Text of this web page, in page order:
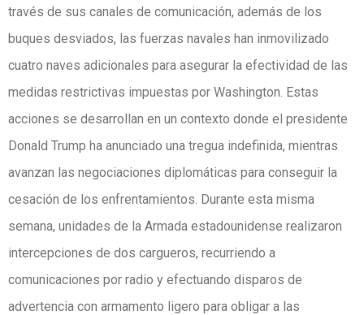
través de sus canales de comunicación, además de los
buques desviados, las fuerzas navales han inmovilizado
cuatro naves adicionales para asegurar la efectividad de las
medidas restrictivas impuestas por Washington. Estas
acciones se desarrollan en un contexto donde el presidente
Donald Trump ha anunciado una tregua indefinida, mientras
avanzan las negociaciones diplomáticas para conseguir la
cesación de los enfrentamientos. Durante esta misma
semana, unidades de la Armada estadounidense realizaron
intercepciones de dos cargueros, recurriendo a
comunicaciones por radio y efectuando disparos de
advertencia con armamento ligero para obligar a las